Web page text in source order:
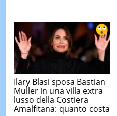
Ilary Blasi sposa Bastian
Muller in una villa extra
lusso della Costiera
Amalfitana: quanto costa